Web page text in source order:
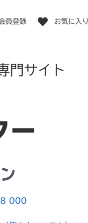
員登録 お気に入り
門サイト
000